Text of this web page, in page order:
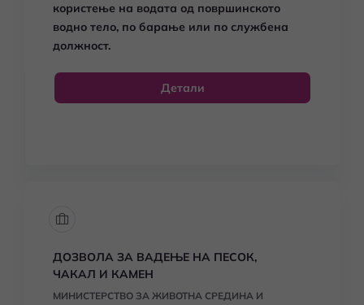
користење на водата од површинското
водно тело, по барање или по службена
должност.
Детали
ДОЗВОЛА ЗА ВАДЕЊЕ НА ПЕСОК,
ЧАКАЛ И КАМЕН
МИНИСТЕРСТВО ЗА ЖИВОТНА СРЕДИНА И